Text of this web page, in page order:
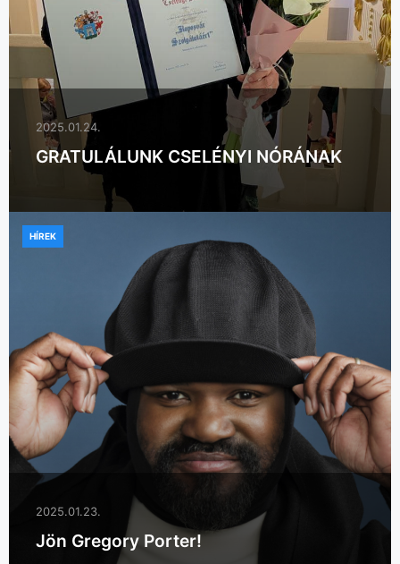
2025.01.24.
GRATULÁLUNK CSELÉNYI NÓRÁNAK
2025.01.23.
Jön Gregory Porter!
HÍREK